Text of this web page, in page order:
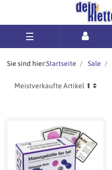
☰
Sie sind hier:Startseite Sale